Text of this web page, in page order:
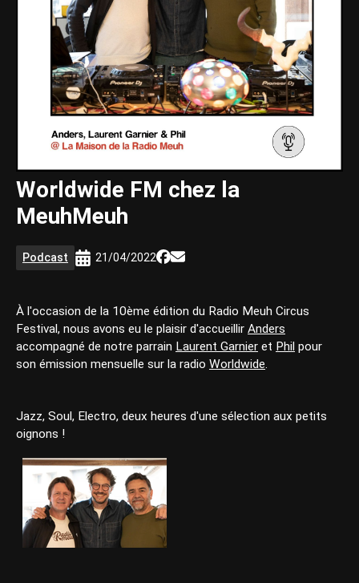
Worldwide FM chez la
MeuhMeuh
Podcast 21/04/2022
À l'occasion de la 10ème édition du Radio Meuh Circus
Festival, nous avons eu le plaisir d'accueillir Anders
accompagné de notre parrain Laurent Garnier et Phil pour
son émission mensuelle sur la radio Worldwide
Jazz, Soul, Electro, deux heures d'une sélection aux petits
oignons !